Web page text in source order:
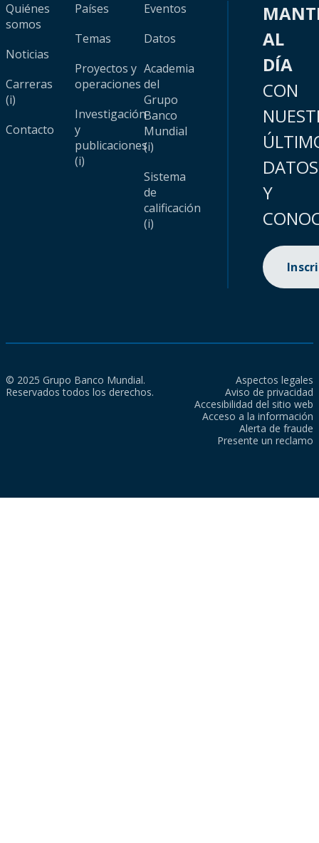
Quiénes
somos
Noticias
Carreras
(i)
Contacto
Países
Temas
Proyectos y
operaciones
Investigación
y
publicaciones
(i)
Eventos
Datos
Academia
del
Grupo
Banco
Mundial
(i)
Sistema
de
calificación
(i)
AL
DÍA
CON
DATOS
Y
© 2025 Grupo Banco Mundial.
Reservados todos los derechos.
Aspectos legales
Aviso de privacidad
Accesibilidad del sitio web
Acceso a la información
Alerta de fraude
Presente un reclamo